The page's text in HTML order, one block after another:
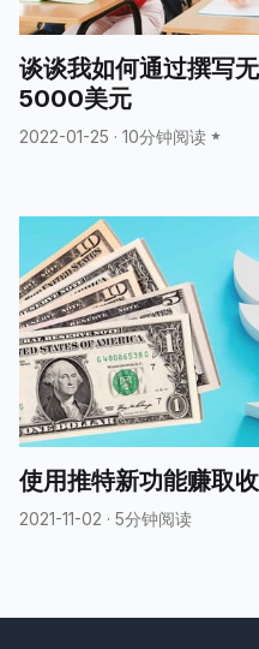
谈谈我如何通过撰写
5000美元
2022-01-25 · 10分钟阅读
使用推特新功能赚取
2021-11-02 · 5分钟阅读